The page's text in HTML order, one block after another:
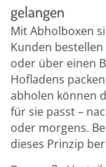
gelangen
Mit Abholboxen
Kunden
oder über einen
Hofladens
abholen können
für sie passt –
oder morgens.
dieses Prinzip